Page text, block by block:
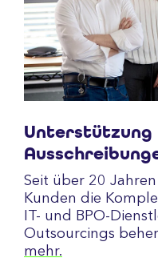
Unterstützung
Seit über 20
Kunden die
IT- und BPO-
Outsourcings
mehr.